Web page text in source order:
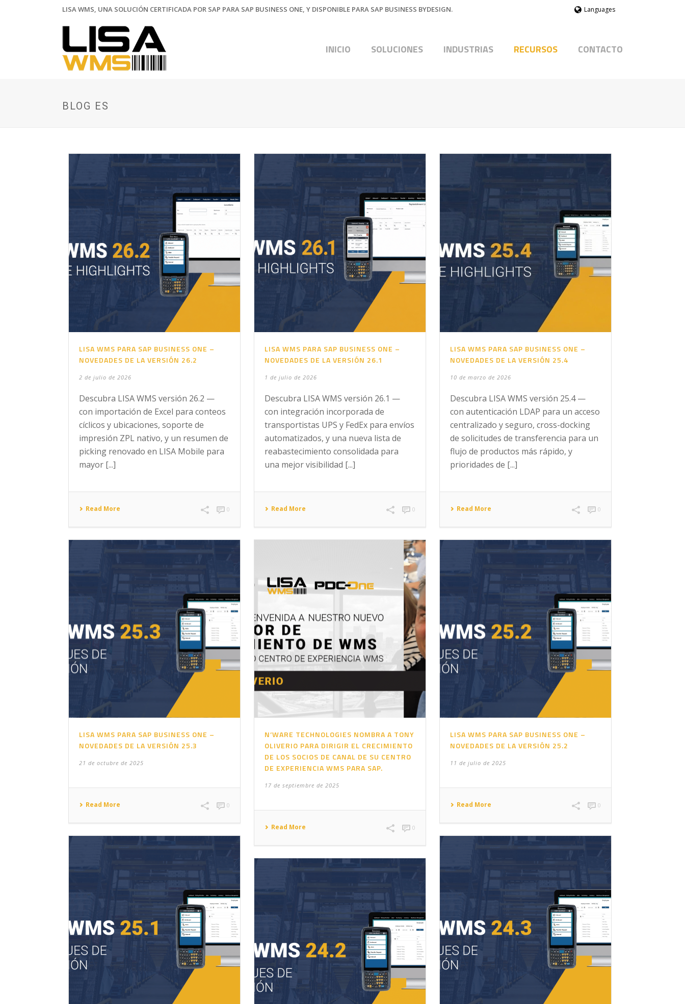
LISA WMS, UNA SOLUCIÓN CERTIFICADA POR SAP PARA SAP BUSINESS ONE, Y DISPONIBLE PARA SAP BUSINESS BYDESIGN. Languages
INICIO SOLUCIONES INDUSTRIAS RECURSOS CONTACTO
BLOG ES
LISA WMS PARA SAP BUSINESS ONE –
NOVEDADES DE LA VERSIÓN 26.2
2 de julio de 2026
Descubra LISA WMS versión 26.2 —
con importación de Excel para conteos
cíclicos y ubicaciones, soporte de
impresión ZPL nativo, y un resumen de
picking renovado en LISA Mobile para
mayor [...]
Read More 0
LISA WMS PARA SAP BUSINESS ONE –
NOVEDADES DE LA VERSIÓN 26.1
1 de julio de 2026
Descubra LISA WMS versión 26.1 —
con integración incorporada de
transportistas UPS y FedEx para envíos
automatizados, y una nueva lista de
reabastecimiento consolidada para
una mejor visibilidad [...]
Read More 0
LISA WMS PARA SAP BUSINESS ONE –
NOVEDADES DE LA VERSIÓN 25.4
10 de marzo de 2026
Descubra LISA WMS versión 25.4 —
con autenticación LDAP para un acceso
centralizado y seguro, cross-docking
de solicitudes de transferencia para un
flujo de productos más rápido, y
prioridades de [...]
Read More 0
LISA WMS PARA SAP BUSINESS ONE –
NOVEDADES DE LA VERSIÓN 25.3
21 de octubre de 2025
Read More 0
N’WARE TECHNOLOGIES NOMBRA A TONY
OLIVERIO PARA DIRIGIR EL CRECIMIENTO
DE LOS SOCIOS DE CANAL DE SU CENTRO
DE EXPERIENCIA WMS PARA SAP.
17 de septiembre de 2025
Read More 0
LISA WMS PARA SAP BUSINESS ONE –
NOVEDADES DE LA VERSIÓN 25.2
11 de julio de 2025
Read More 0